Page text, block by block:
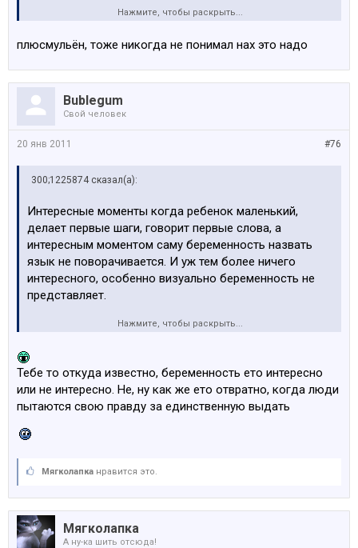
Фото в купальнике девушки с хорошей фигуркой
простите....и уж поверьте не захочется ни вам ни
вашему спутнику больше никогда такие фотографии
смотреть, захочется быстрее восстановить фигурку и
уделять внимание малышу.
Нажмите, чтобы раскрыть...
плюсмульён, тоже никогда не понимал нах это надо
Bublegum
Свой человек
#76
20 янв 2011
300;1225874 сказал(а):
Интересные моменты когда ребенок маленький,
делает первые шаги, говорит первые слова, а
интересным моментом саму беременность назвать
язык не поворачивается. И уж тем более ничего
интересного, особенно визуально беременность не
представляет.
Фото в купальнике девушки с хорошей фигуркой
простите....и уж поверьте не захочется ни вам ни
вашему спутнику больше никогда такие фотографии
смотреть, захочется быстрее восстановить фигурку и
уделять внимание малышу.
Нажмите, чтобы раскрыть...
Тебе то откуда известно, беременность ето интересно
или не интересно. Не, ну как же ето отвратно, когда люди
пытаются свою правду за единственную выдать
Мягколапка нравится это.
Мягколапка
А ну-ка шить отсюда!